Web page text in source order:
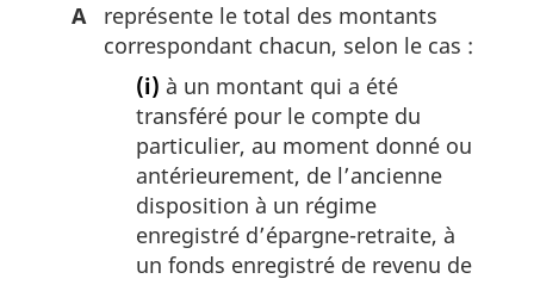
A
représente le total des montants
correspondant chacun, selon le cas :
(i) à un montant qui a été
transféré pour le compte du
particulier, au moment donné ou
antérieurement, de l’ancienne
disposition à un régime
enregistré d’épargne-retraite, à
un fonds enregistré de revenu de